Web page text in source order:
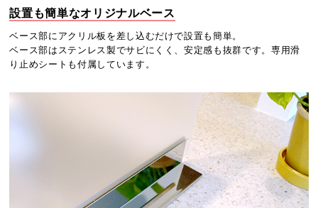
設置も簡単なオリジナルベース
ベース部にアクリル板を差し込むだけで設置も簡単。
ベース部はステンレス製でサビにくく、安定感も抜群です。専用滑
り止めシートも付属しています。